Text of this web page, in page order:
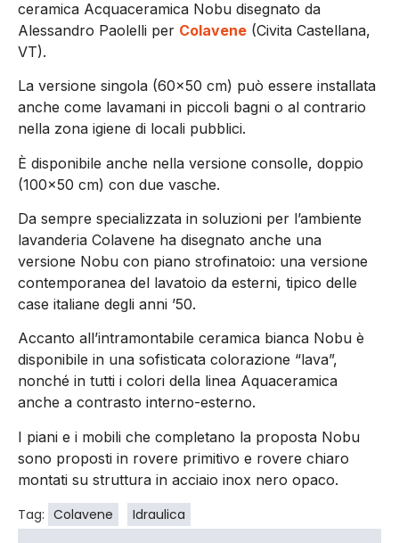
ceramica Acquaceramica Nobu disegnato da
Alessandro Paolelli per Colavene (Civita Castellana,
VT).
La versione singola (60×50 cm) può essere installata
anche come lavamani in piccoli bagni o al contrario
nella zona igiene di locali pubblici.
È disponibile anche nella versione consolle, doppio
(100×50 cm) con due vasche.
Da sempre specializzata in soluzioni per l’ambiente
lavanderia Colavene ha disegnato anche una
versione Nobu con piano strofinatoio: una versione
contemporanea del lavatoio da esterni, tipico delle
case italiane degli anni ’50.
Accanto all’intramontabile ceramica bianca Nobu è
disponibile in una sofisticata colorazione “lava”,
nonché in tutti i colori della linea Aquaceramica
anche a contrasto interno-esterno.
I piani e i mobili che completano la proposta Nobu
sono proposti in rovere primitivo e rovere chiaro
montati su struttura in acciaio inox nero opaco.
Tag: Colavene Idraulica